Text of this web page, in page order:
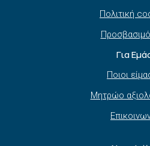
Πολιτική
Για
Ποιοι
Μητρώο